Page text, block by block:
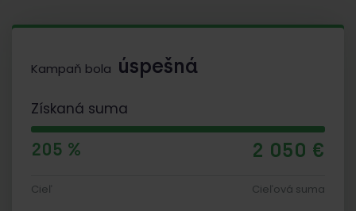
Kampaň bola úspešná
Získaná suma
205 % 2 050 €
Cieľ Cieľová suma